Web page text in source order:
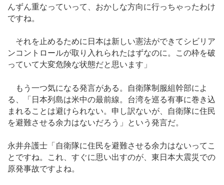
んずん重なっていって、おかしな方向に行っちゃったわけ
ですね。
それを止めるために日本は新しい憲法ができてシビリア
ンコントロールが取り入れられたはずなのに。この枠を破
っていて大変危険な状態だと思います」
もう一つ気になる発言がある。自衛隊制服組幹部によ
る、「日本列島は米中の最前線。台湾を巡る有事に巻き込
まれることは避けられない。申し訳ないが、自衛隊に住民
を避難させる余力はないだろう」という発言だ。
永井弁護士「自衛隊に住民を避難させる余力はないってこ
とですね。これ、すぐに思い出すのが、東日本大震災での
原発事故ですよね。